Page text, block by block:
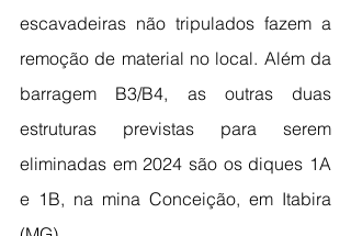
escavadeiras não tripulados fazem a
remoção de material no local. Além da
barragem B3/B4, as outras duas
estruturas previstas para serem
eliminadas em 2024 são os diques 1A
e 1B, na mina Conceição, em Itabira